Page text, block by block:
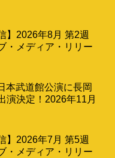
】2026年8月 第2週
・メディア・リリー
本武道館公演に長岡
演決定！2026年11月
】2026年7月 第5週
・メディア・リリー